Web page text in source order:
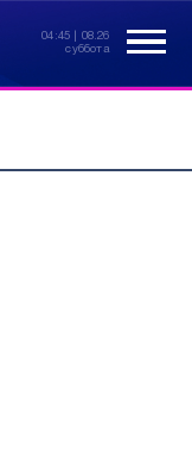
04:45 | 08.26
суббота